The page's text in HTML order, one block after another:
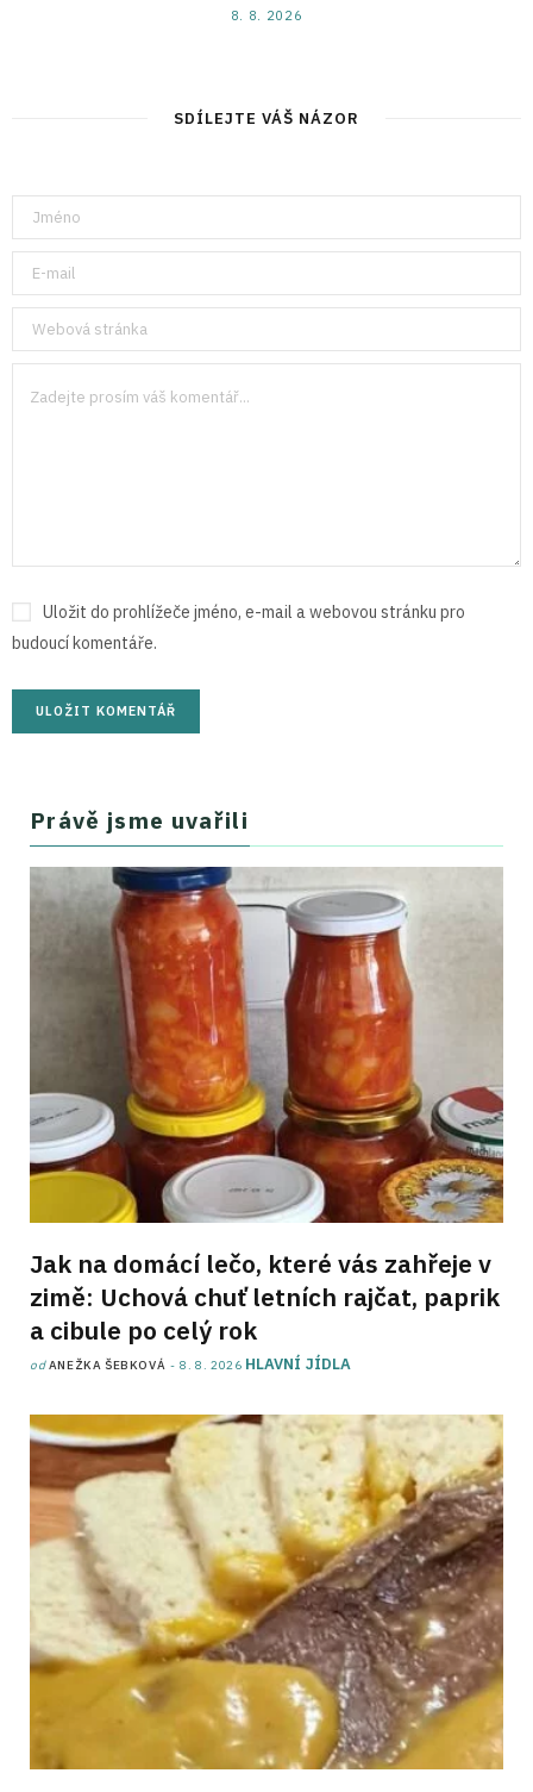
8. 8. 2026
SDÍLEJTE VÁŠ NÁZOR
Uložit do prohlížeče jméno, e-mail a webovou stránku pro
budoucí komentáře.
Právě jsme uvařili
Jak na domácí lečo, které vás zahřeje v
zimě: Uchová chuť letních rajčat, paprik
a cibule po celý rok
odANEŽKA ŠEBKOVÁ 8. 8. 2026 HLAVNÍ JÍDLA